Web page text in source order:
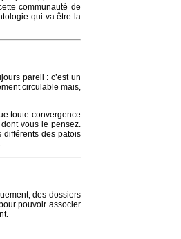
communauté de
qui va être la
pareil : c’est un
circulable mais,
toute convergence
vous le pensez.
différents des patois
des dossiers
pouvoir associer